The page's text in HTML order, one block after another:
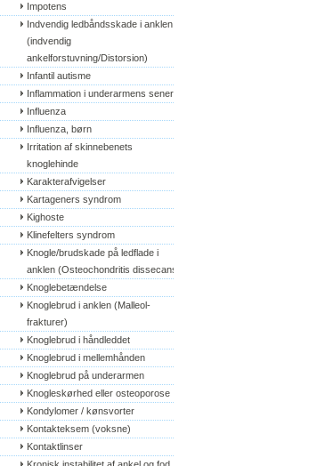
Impotens
Indvendig ledbåndsskade i anklen
(indvendig
ankelforstuvning/Distorsion)
Infantil autisme
Inflammation i underarmens sener
Influenza
Influenza, børn
Irritation af skinnebenets
knoglehinde
Karakterafvigelser
Kartageners syndrom
Kighoste
Klinefelters syndrom
Knogle/brudskade på ledflade i
anklen (Osteochondritis dissecans)
Knoglebetændelse
Knoglebrud i anklen (Malleol-
frakturer)
Knoglebrud i håndleddet
Knoglebrud i mellemhånden
Knoglebrud på underarmen
Knogleskørhed eller osteoporose
Kondylomer / kønsvorter
Kontakteksem (voksne)
Kontaktlinser